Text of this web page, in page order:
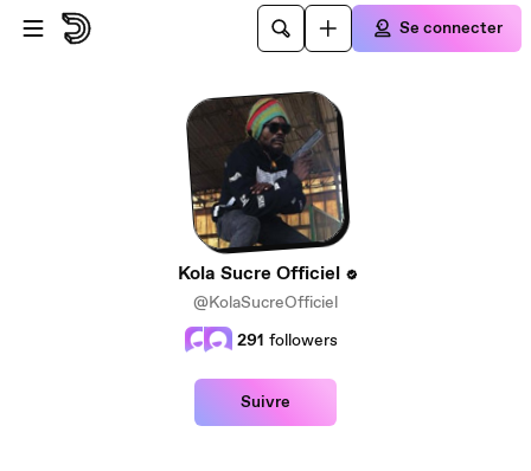
Passer au contenu principal
Se connecter
Kola Sucre Officiel
@KolaSucreOfficiel
291 followers
Suivre